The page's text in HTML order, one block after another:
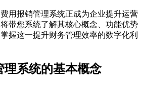
用报销管理系统正成为企业提升运营
带您系统了解其核心概念、功能优势
握这一提升财务管理效率的数字化利
理系统的基本概念